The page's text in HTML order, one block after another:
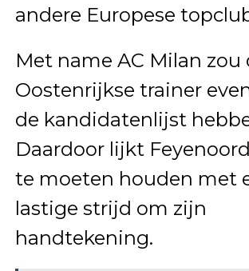
andere Europese
Met name AC Milan zou
Oostenrijkse trainer
de kandidatenlijst
Daardoor lijkt
te moeten houden met
lastige strijd om zijn
handtekening.